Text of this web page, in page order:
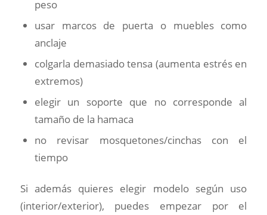
peso
usar marcos de puerta o muebles como
anclaje
colgarla demasiado tensa (aumenta estrés en
extremos)
elegir un soporte que no corresponde al
tamaño de la hamaca
no revisar mosquetones/cinchas con el
tiempo
Si además quieres elegir modelo según uso
(interior/exterior), puedes empezar por el